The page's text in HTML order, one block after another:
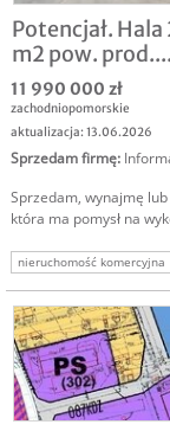
Potencjał.
m2 pow. prod....
11 990 000 zł
zachodniopomorskie
aktualizacja: 13.06.2026
Sprzedam firmę:
Sprzedam, wynajmę
która ma pomysł na
nieruchomość komercyjna